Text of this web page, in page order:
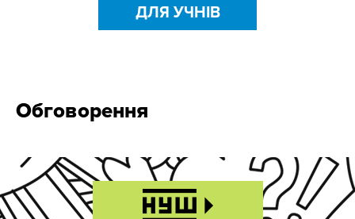
ДЛЯ УЧНІВ
Обговорення